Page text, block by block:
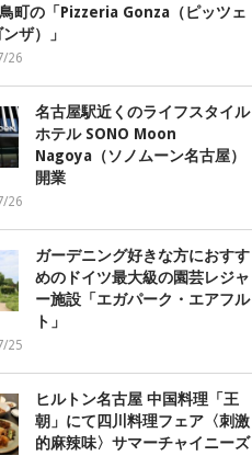
鳥町の「Pizzeria Gonza（ピッツェ
ザ）」
26
名古屋駅近くのライフスタイル
ホテル SONO Moon
Nagoya（ソノムーン名古屋）
開業
26
ガーデニング好きな方におすす
めのドイツ最大級の園芸レジャ
ー施設「エガパーク・エアフル
ト」
25
ヒルトン名古屋 中国料理「王
朝」にて四川料理フェア〈刺激
的麻辣味〉サマーチャイニーズ